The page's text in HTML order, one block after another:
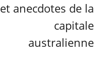
et anecdotes de la
capitale
australienne